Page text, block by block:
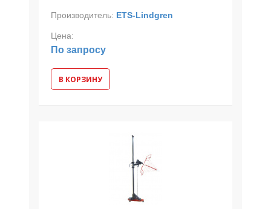
Производитель: ETS-Lindgren
Цена:
По запросу
В КОРЗИНУ